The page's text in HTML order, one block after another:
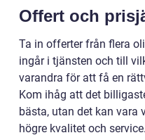
Offert och
Ta in offerter från flera
ingår i tjänsten och till
varandra för att få en
Kom ihåg att det
bästa, utan det kan vara
högre kvalitet och service.